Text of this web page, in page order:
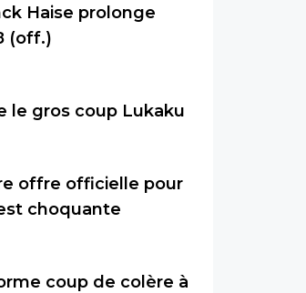
Haise prolonge
(off.)
le gros coup Lukaku
offre officielle pour
choquante
coup de colère à